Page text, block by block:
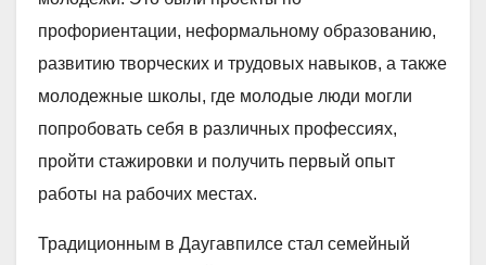
профориентации, неформальному образованию,
развитию творческих и трудовых навыков, а также
молодежные школы, где молодые люди могли
попробовать себя в различных профессиях,
пройти стажировки и получить первый опыт
работы на рабочих местах.
Традиционным в Даугавпилсе стал семейный